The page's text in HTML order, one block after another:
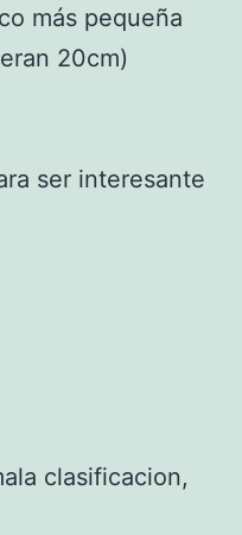
más pequeña
20cm)
ser interesante
clasificacion,